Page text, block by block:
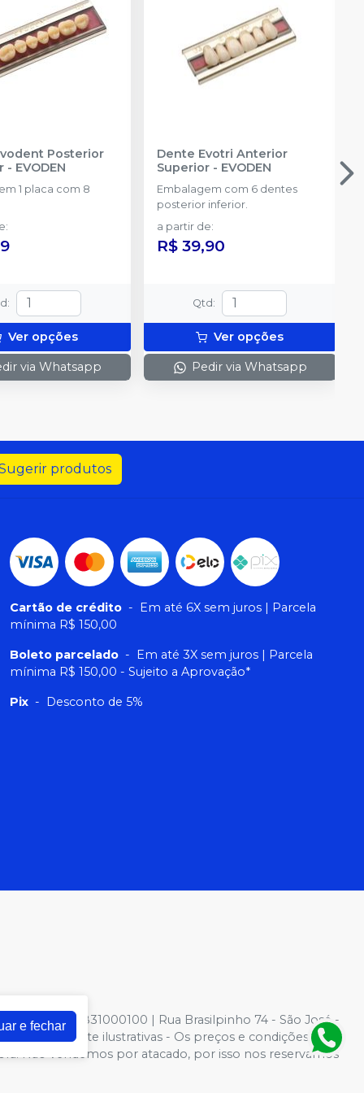
Posterior
- EVODEN
1 placa com 8
:
:
Ver opções
via Whatsapp
Dente Evotri Anterior
Superior- EVODEN
Embalagem com 6 dentes
posterior inferior.
a partir de:
R$ 39,90
Qtd :
Ver opções
Pedir via Whatsapp
produtos
Cartão de crédito - Em até 6X sem juros | Parcela
mínima R$ 150,00
Boleto parcelado - Em até 3X sem juros | Parcela
mínima R$ 150,00 - Sujeito a Aprovação*
Pix - Desconto de 5%
81022831000100 | Rua Brasilpinho 74 - São José -
meramente ilustrativas - Os preços e condições da
Não vendemos por atacado, por isso nos reservamos
e fechar